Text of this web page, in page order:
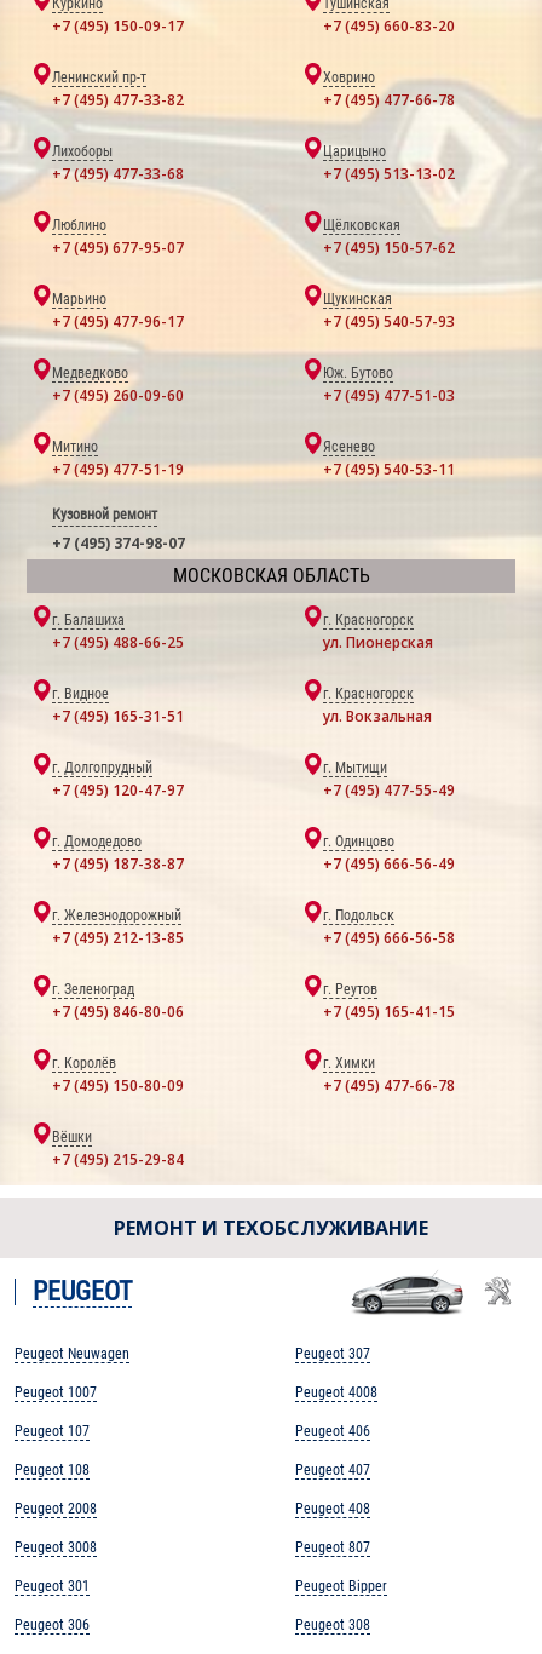
Куркино
+7 (495) 150-09-17
Тушинская
+7 (495) 660-83-20
Ленинский пр-т
+7 (495) 477-33-82
Ховрино
+7 (495) 477-66-78
Лихоборы
+7 (495) 477-33-68
Царицыно
+7 (495) 513-13-02
Люблино
+7 (495) 677-95-07
Щёлковская
+7 (495) 150-57-62
Марьино
+7 (495) 477-96-17
Щукинская
+7 (495) 540-57-93
Медведково
+7 (495) 260-09-60
Юж. Бутово
+7 (495) 477-51-03
Митино
+7 (495) 477-51-19
Ясенево
+7 (495) 540-53-11
Кузовной ремонт
+7 (495) 374-98-07
МОСКОВСКАЯ ОБЛАСТЬ
г. Балашиха
+7 (495) 488-66-25
г. Красногорск
ул. Пионерская
г. Видное
+7 (495) 165-31-51
г. Красногорск
ул. Вокзальная
г. Долгопрудный
+7 (495) 120-47-97
г. Мытищи
+7 (495) 477-55-49
г. Домодедово
+7 (495) 187-38-87
г. Одинцово
+7 (495) 666-56-49
г. Железнодорожный
+7 (495) 212-13-85
г. Подольск
+7 (495) 666-56-58
г. Зеленоград
+7 (495) 846-80-06
г. Реутов
+7 (495) 165-41-15
г. Королёв
+7 (495) 150-80-09
г. Химки
+7 (495) 477-66-78
Вёшки
+7 (495) 215-29-84
РЕМОНТ И ТЕХОБСЛУЖИВАНИЕ
PEUGEOT
Peugeot Neuwagen
Peugeot 1007
Peugeot 107
Peugeot 108
Peugeot 2008
Peugeot 3008
Peugeot 301
Peugeot 306
Peugeot 307
Peugeot 4008
Peugeot 406
Peugeot 407
Peugeot 408
Peugeot 807
Peugeot Bipper
Peugeot 308